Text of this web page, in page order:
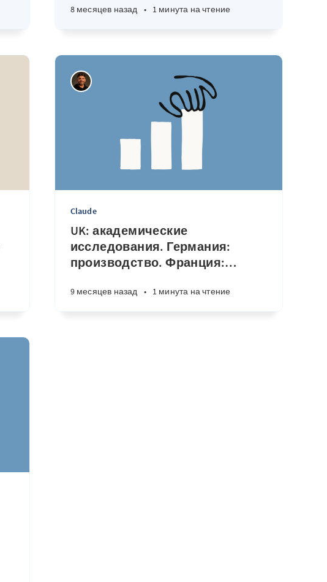
8 месяцев назад • 1 минута на чтение
Claude
UK: академические
исследования. Германия:
производство. Франция:…
9 месяцев назад • 1 минута на чтение